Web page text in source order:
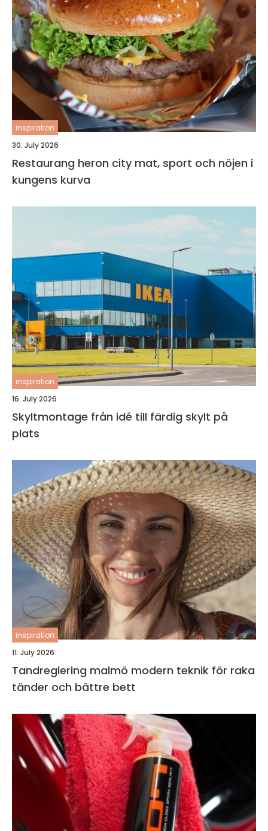
inspiration
30. July 2026
Restaurang heron city mat, sport och nöjen i
kungens kurva
inspiration
16. July 2026
Skyltmontage från idé till färdig skylt på
plats
inspiration
11. July 2026
Tandreglering malmö modern teknik för raka
tänder och bättre bett